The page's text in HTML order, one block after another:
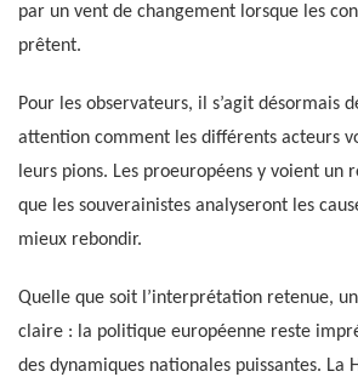
par un vent de changement lorsque les
prêtent.
Pour les observateurs, il s’agit désormais
attention comment les différents acteurs
leurs pions. Les proeuropéens y voient un
que les souverainistes analyseront les
mieux rebondir.
Quelle que soit l’interprétation retenue,
claire : la politique européenne reste
des dynamiques nationales puissantes. La